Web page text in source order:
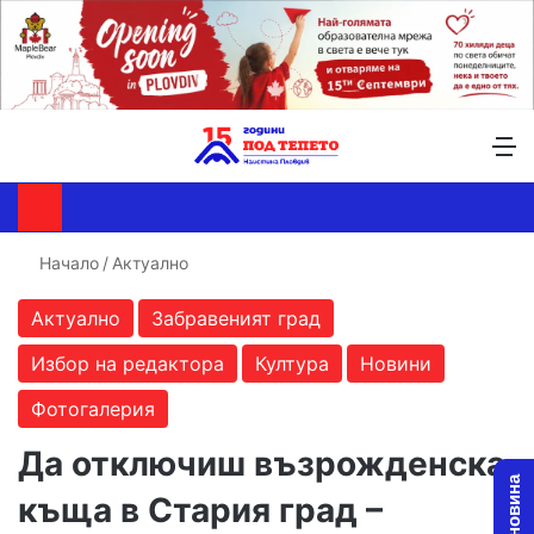
Начало / Актуално
Актуално
Забравеният град
Избор на редактора
Култура
Новини
Фотогалерия
Да отключиш възрожденска
къща в Стария град –